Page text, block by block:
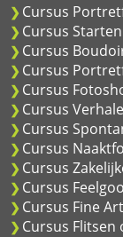
Cursus
Cursus
Cursus
Cursus
Cursus
Cursus
Cursus
Cursus
Cursus
Cursus
Cursus Fine
Cursus Flitsen